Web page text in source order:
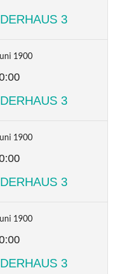
3
1900
3
1900
3
1900
3